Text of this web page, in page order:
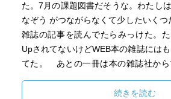
た。7月の課題図書だそうな。わたし
なぞう がつながらなくて少したいくつ
雑誌の記事を読んでたらみっけた。
UpされてないけどWEB本の雑誌には
てた。 あとの一冊は本の雑誌社か
続きを読む